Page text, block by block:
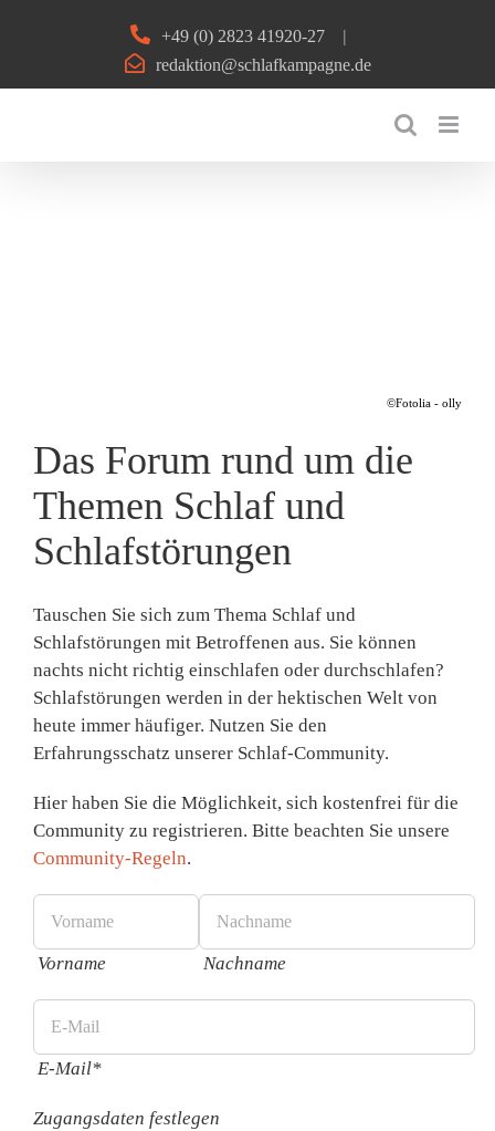
+49 (0) 2823 41920-27
|
redaktion@schlafkampagne.de
©Fotolia - olly
Das Forum rund um die
Themen Schlaf und
Schlafstörungen
Tauschen Sie sich zum Thema Schlaf und
Schlafstörungen mit Betroffenen aus. Sie können
nachts nicht richtig einschlafen oder durchschlafen?
Schlafstörungen werden in der hektischen Welt von
heute immer häufiger. Nutzen Sie den
Erfahrungsschatz unserer Schlaf-Community.
Hier haben Sie die Möglichkeit, sich kostenfrei für die
Community zu registrieren. Bitte beachten Sie unsere
Community-Regeln.
Vorname Nachname
E-Mail*
Zugangsdaten festlegen